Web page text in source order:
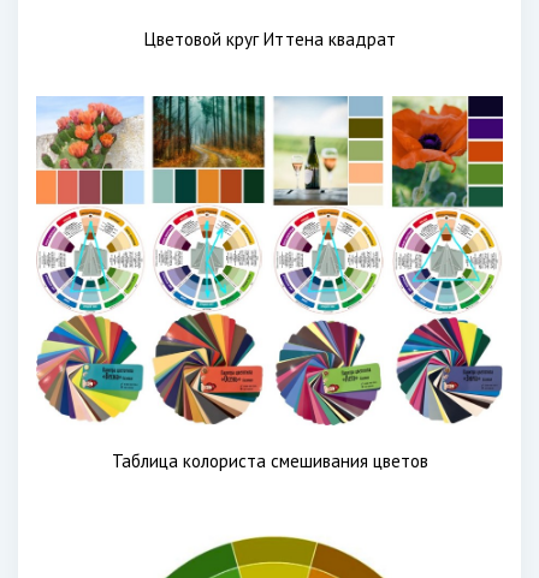
Цветовой круг Иттена квадрат
Таблица колориста смешивания цветов